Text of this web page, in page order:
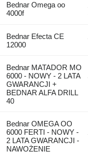
Bednar Omega oo
4000f
Bednar Efecta CE
12000
Bednar MATADOR MO
6000 - NOWY - 2 LATA
GWARANCJI +
BEDNAR ALFA DRILL
40
Bednar OMEGA OO
6000 FERTI - NOWY -
2 LATA GWARANCJI -
NAWOŻENIE